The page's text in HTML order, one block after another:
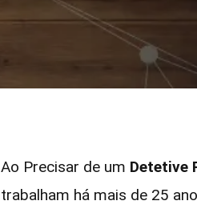
Ao Precisar de um Detetive
trabalham há mais de 25